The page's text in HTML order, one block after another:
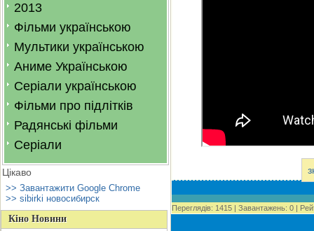
2013
Фільми українською
Мультики українською
Аниме Українською
Серіали українською
Фільми про підлітків
Радянські фільми
Серіали
Цікаво
>> Завантажити Google Chrome
>> sibirki новосибирск
Кіно Новини
Переглядів: 1415 | Завантажень: 0 |